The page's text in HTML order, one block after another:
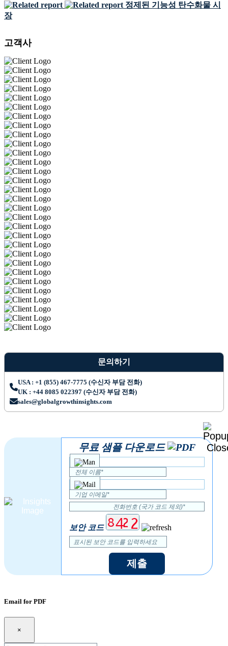
정제된 기능성 탄수화물 시
장
고객사
문의하기
USA : +1 (855) 467-7775 (수신자 부담 전화)
UK : +44 8085 022397 (수신자 부담 전화)
sales@globalgrowthinsights.com
무료 샘플 다운로드
보안 코드
제출
Email for PDF
×